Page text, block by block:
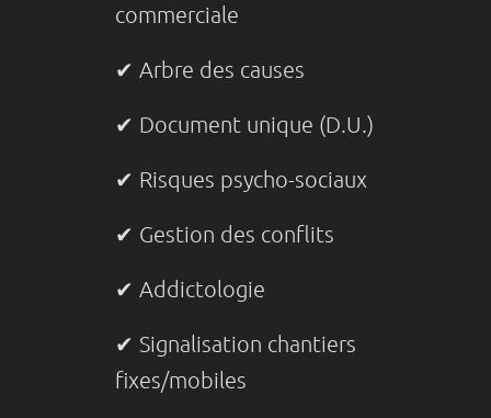
commerciale
✔ Arbre des causes
✔ Document unique (D.U.)
✔ Risques psycho-sociaux
✔ Gestion des conflits
✔ Addictologie
✔ Signalisation chantiers
fixes/mobiles